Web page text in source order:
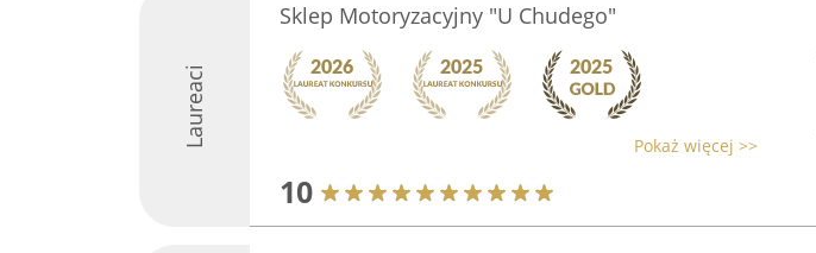
Laureaci
Sklep Motoryzacyjny "U Chudego"
Pokaż więcej >>
10